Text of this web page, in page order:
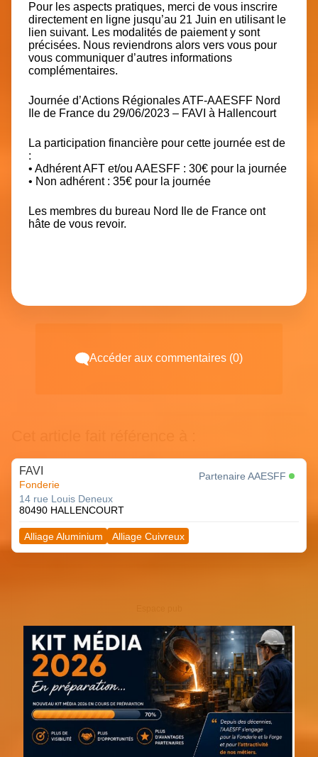
Pour les aspects pratiques, merci de vous inscrire
directement en ligne jusqu’au 21 Juin en utilisant le
lien suivant. Les modalités de paiement y sont
précisées. Nous reviendrons alors vers vous pour
vous communiquer d’autres informations
complémentaires.
Journée d’Actions Régionales ATF-AAESFF Nord
Ile de France du 29/06/2023 – FAVI à Hallencourt
La participation financière pour cette journée est de
:
• Adhérent AFT et/ou AAESFF : 30€ pour la journée
• Non adhérent : 35€ pour la journée
Les membres du bureau Nord Ile de France ont
hâte de vous revoir.
Accéder aux commentaires (0)
FAVI
Fonderie
Partenaire AAESFF
14 rue Louis Deneux
80490 HALLENCOURT
Alliage Aluminium Alliage Cuivreux